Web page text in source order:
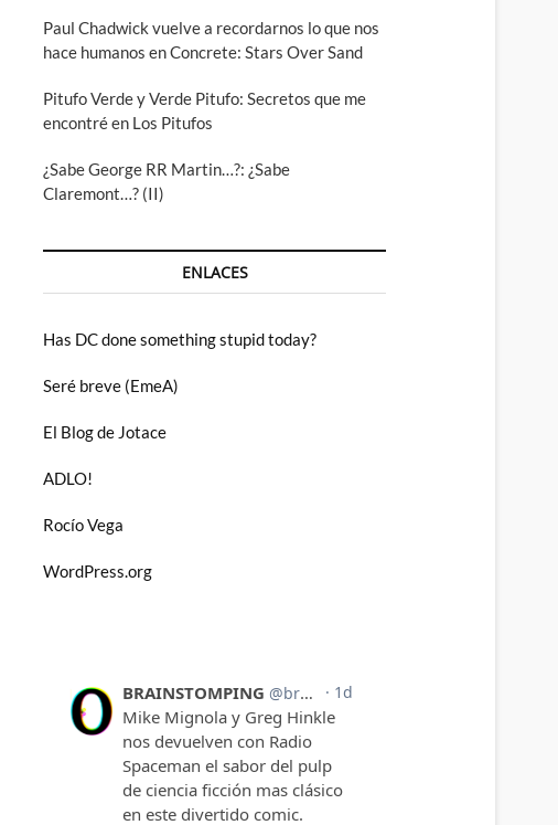
Paul Chadwick vuelve a recordarnos lo que nos
hace humanos en Concrete: Stars Over Sand
Pitufo Verde y Verde Pitufo: Secretos que me
encontré en Los Pitufos
¿Sabe George RR Martin…?: ¿Sabe
Claremont…? (II)
ENLACES
Has DC done something stupid today?
Seré breve (EmeA)
El Blog de Jotace
ADLO!
Rocío Vega
WordPress.org